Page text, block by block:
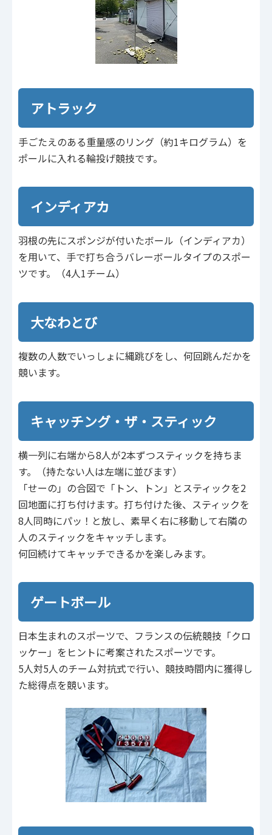
アトラック
手ごたえのある重量感のリング（約1キログラム）を
ポールに入れる輪投げ競技です。
インディアカ
羽根の先にスポンジが付いたボール（インディアカ）
を用いて、手で打ち合うバレーボールタイプのスポー
ツです。（4人1チーム）
大なわとび
複数の人数でいっしょに縄跳びをし、何回跳んだかを
競います。
キャッチング・ザ・スティック
横一列に右端から8人が2本ずつスティックを持ちま
す。（持たない人は左端に並びます）
「せーの」の合図で「トン、トン」とスティックを2
回地面に打ち付けます。打ち付けた後、スティックを
8人同時にパッ！と放し、素早く右に移動して右隣の
人のスティックをキャッチします。
何回続けてキャッチできるかを楽しみます。
ゲートボール
日本生まれのスポーツで、フランスの伝統競技「クロ
ッケー」をヒントに考案されたスポーツです。
5人対5人のチーム対抗式で行い、競技時間内に獲得し
た総得点を競います。